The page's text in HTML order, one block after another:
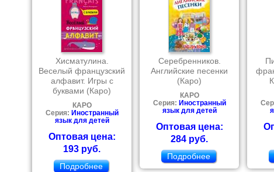
Хисматулина.
Веселый французский
алфавит. Игры с
буквами (Каро)
КАРО
Серия: Иностранный
язык для детей
Оптовая цена:
193 руб.
Подробнее
Серебренников.
Английские песенки
(Каро)
КАРО
Серия: Иностранный
язык для детей
Оптовая цена:
284 руб.
Подробнее